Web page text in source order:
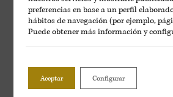
preferencias en base a un perfil
hábitos de navegación (por ejemplo,
Puede obtener más información y
Aceptar Configurar